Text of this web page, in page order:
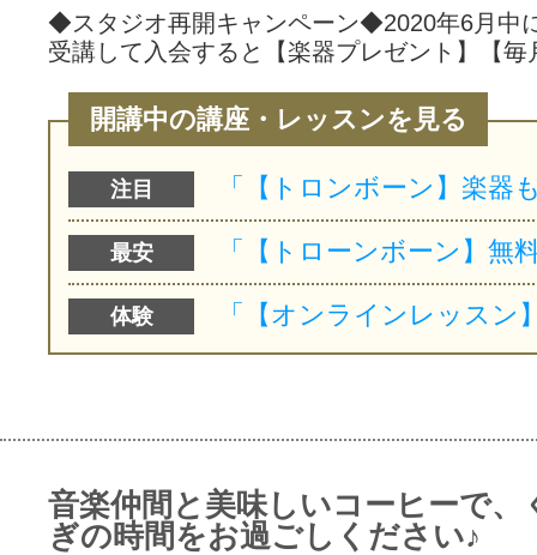
◆スタジオ再開キャンペーン◆2020年6月中
受講して入会すると【楽器プレゼント】【
開講中の講座・レッスンを見る
注目
最安
体験
音楽仲間と美味しいコーヒーで、
ぎの時間をお過ごしください♪